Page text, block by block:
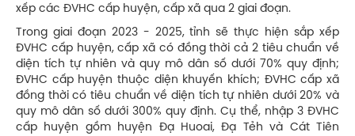
xếp các ĐVHC cấp huyện, cấp xã qua 2 giai đoạn.
Trong giai đoạn 2023 - 2025, tỉnh sẽ thực hiện sắp xếp
ĐVHC cấp huyện, cấp xã có đồng thời cả 2 tiêu chuẩn về
diện tích tự nhiên và quy mô dân số dưới 70% quy định;
ĐVHC cấp huyện thuộc diện khuyến khích; ĐVHC cấp xã
đồng thời có tiêu chuẩn về diện tích tự nhiên dưới 20% và
quy mô dân số dưới 300% quy định. Cụ thể, nhập 3 ĐVHC
cấp huyện gồm huyện Đạ Huoai, Đạ Tẻh và Cát Tiên